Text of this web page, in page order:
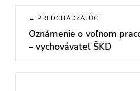
Navigácia
článku
← PREDCHÁDZAJÚCI
Previous
post:
Oznámenie o voľnom
– vychovávateľ ŠKD